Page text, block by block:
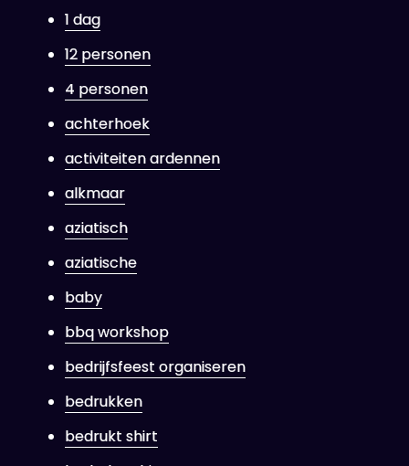
1 dag
12 personen
4 personen
achterhoek
activiteiten ardennen
alkmaar
aziatisch
aziatische
baby
bbq workshop
bedrijfsfeest organiseren
bedrukken
bedrukt shirt